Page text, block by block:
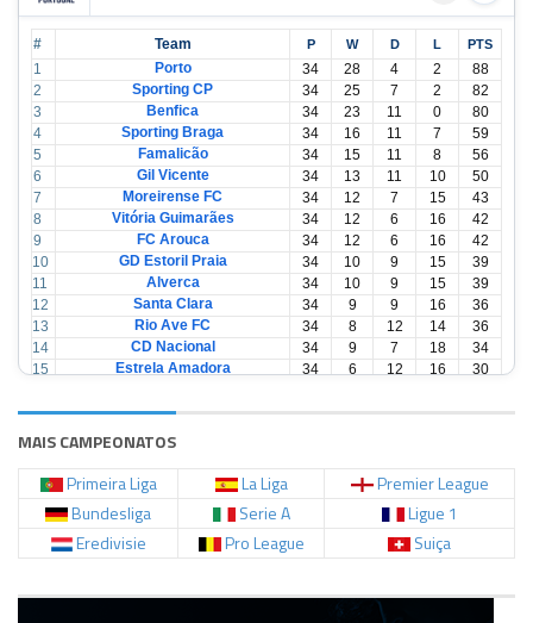
# Team P W D L PTS
1 Porto 34 28 4 2
88
2
Sporting CP 34 25 7 2
82
3
Benfica 34 23 11 0
80
4
Sporting Braga 34 16 11 7
59
5
Famalicão 34 15 11 8
56
6
Gil Vicente 34 13 11 10
50
7
Moreirense FC 34 12 7 15
43
8
Vitória Guimarães 34 12 6 16
42
9
FC Arouca 34 12 6 16
42
10
GD Estoril Praia 34 10 9 15
39
11
Alverca 34 10 9 15
39
12
Santa Clara 34 9 9 16
36
13
Rio Ave FC 34 8 12 14
36
14
CD Nacional 34 9 7 18
34
15
Estrela Amadora 34 6 12 16
30
17
CD Tondela 34 6 10 18
28
MAIS CAMPEONATOS
Primeira Liga
La Liga
Premier League
Bundesliga
Serie A
Ligue 1
Eredivisie
Pro League Suiça